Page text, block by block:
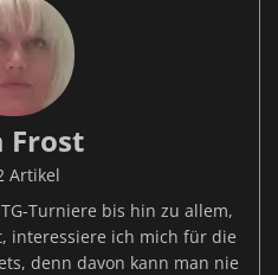
Frost
Artikel
Turniere bis hin zu allem,
interessiere ich mich für die
denn davon kann man nie